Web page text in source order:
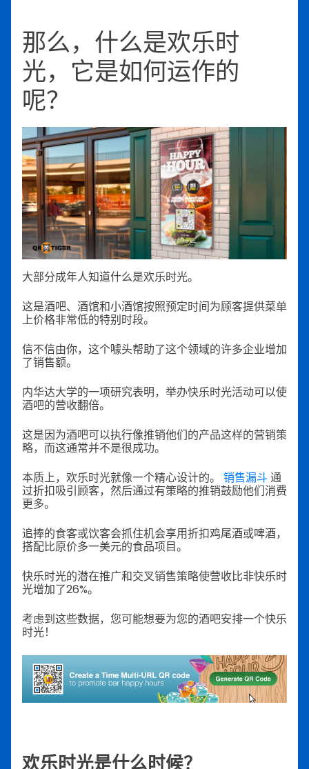
那么，什么是欢乐时
光，它是如何运作的
呢？
大部分成年人知道什么是欢乐时光。
这是酒吧、酒馆和小酒馆按照预定时间为顾客提供菜单
上价格非常低的特别时段。
信不信由你，这个噱头帮助了这个领域的许多企业增加
了销售额。
内华达大学的一项研究表明，举办快乐时光活动可以使
酒吧的营收翻倍。
这是因为酒吧可以执行像推销他们的产品这样的营销策
略，而这通常并不是很成功。
本质上，欢乐时光就像一个精心设计的。 销售漏斗 通
过折扣吸引顾客，然后通过有策略的推销鼓励他们消费
更多。
追捧的食客或饮客会抓住机会享用折扣鸡尾酒或啤酒，
搭配比原价多一美元的食品项目。
快乐时光的潜在推广和交叉销售策略使营收比非快乐时
光增加了26%。
考虑到这些数据，您可能想要为您的酒吧安排一个快乐
时光！
欢乐时光是什么时候？